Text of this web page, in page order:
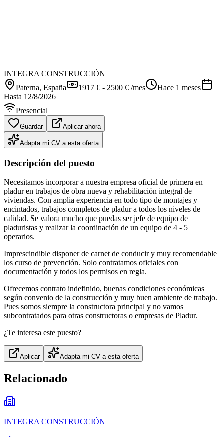
INTEGRA CONSTRUCCIÓN
Paterna, España 1917 € - 2500 € /mes
Hace 1 meses
Hasta 12/8/2026
Presencial
Guardar Aplicar ahora
Adapta mi CV a esta oferta
Descripción del puesto
Necesitamos incorporar a nuestra empresa oficial de primera en
pladur en trabajos de obra nueva y rehabilitación integral de
viviendas. Con amplia experiencia en todo tipo de montajes y
encintados, trabajos completos de pladur a todos los niveles de
calidad. Se valora mucho que puedas ser jefe de equipo de
pladuristas y realizar la coordinación de un equipo de 4 - 5
operarios.
Imprescindible disponer de carnet de conducir y muy recomendable
los curso de prevención. Solo contratamos oficiales con
documentación y todos los permisos en regla.
Ofrecemos contrato indefinido, buenas condiciones económicas
según convenio de la construcción y muy buen ambiente de trabajo.
Pues somos siempre la constructora principal y no vamos
subcontratados para otras constructoras o empresas de Pladur.
¿Te interesa este puesto?
Aplicar Adapta mi CV a esta oferta
Relacionado
INTEGRA CONSTRUCCIÓN